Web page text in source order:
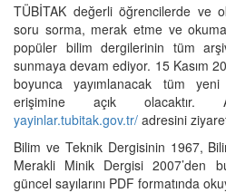
TÜBİTAK değerli öğrencilerde ve
soru sorma, merak etme ve
popüler bilim dergilerinin tüm
sunmaya devam ediyor. 15 Kasım
boyunca yayımlanacak tüm
erişimine açık olacaktır.
yayinlar.tubitak.gov.tr/ adresini
Bilim ve Teknik Dergisinin 1967,
Merakli Minik Dergisi 2007’den
güncel sayılarını PDF formatında